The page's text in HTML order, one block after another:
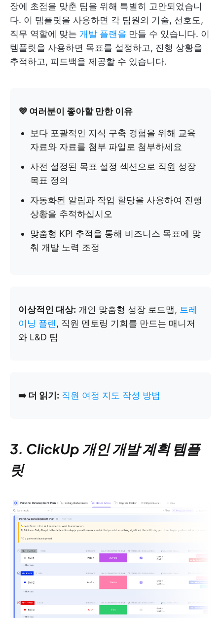
장에 초점을 맞춘 팀을 위해 특별히 고안되었습니
다. 이 템플릿을 사용하면 각 팀원의 기술, 선호도,
직무 역할에 맞는 개발 플랜을 만들 수 있습니다. 이
템플릿을 사용하면 목표를 설정하고, 진행 상황을
추적하고, 피드백을 제공할 수 있습니다.
💜 여러분이 좋아할 만한 이유
보다 포괄적인 지식 구축 경험을 위해 교육
자료와 자료를 첨부 파일로 첨부하세요
사전 설정된 목표 설정 섹션으로 직원 성장
목표 정의
자동화된 알림과 작업 할당을 사용하여 진행
상황을 추적하십시오
맞춤형 KPI 추적을 통해 비즈니스 목표에 맞
춰 개발 노력 조정
이상적인 대상: 개인 맞춤형 성장 로드맵, 트레
이닝 플랜, 직원 멘토링 기회를 만드는 매니저
와 L&D 팀
➡️ 더 읽기: 직원 여정 지도 작성 방법
3. ClickUp 개인 개발 계획 템플
릿